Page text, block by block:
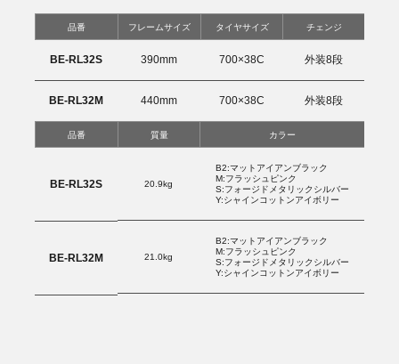
品番
BE-RL32S
BE-RL32M
フレームサイズ
390mm
440mm
タイヤサイズ
700×38C
700×38C
チェンジ
外装8段
外装8段
品番
BE-RL32S
BE-RL32M
質量
20.9kg
21.0kg
カラー
B2:マットアイアンブラック
M:フラッシュピンク
S:フォージドメタリックシルバー
Y:シャインコットンアイボリー
B2:マットアイアンブラック
M:フラッシュピンク
S:フォージドメタリックシルバー
Y:シャインコットンアイボリー